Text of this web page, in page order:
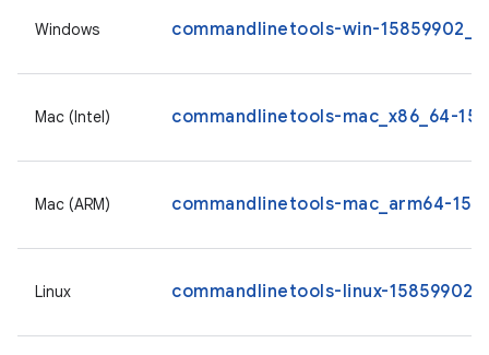
Windows commandlinetools-win-
Mac (Intel) commandlinetools-mac_x86_64-
Mac (ARM) commandlinetools-mac_arm64-
Linux commandlinetools-linux-